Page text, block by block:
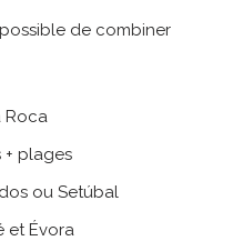
de combiner
Roca
+ plages
ou Setúbal
et Évora